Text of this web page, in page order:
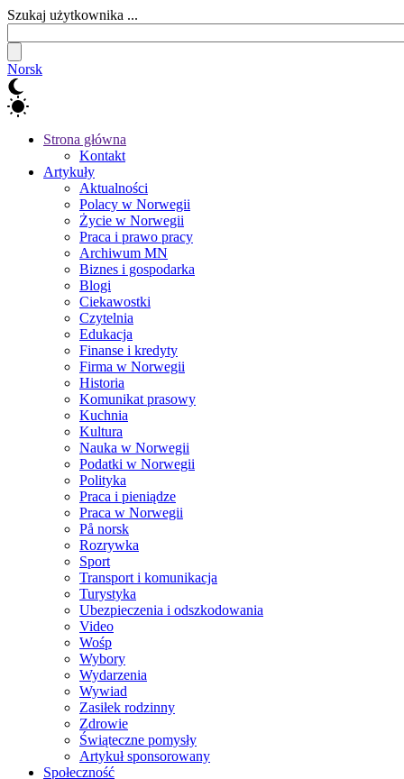
Szukaj użytkownika ...
Norsk
Strona główna
Kontakt
Artykuły
Aktualności
Polacy w Norwegii
Życie w Norwegii
Praca i prawo pracy
Archiwum MN
Biznes i gospodarka
Blogi
Ciekawostki
Czytelnia
Edukacja
Finanse i kredyty
Firma w Norwegii
Historia
Komunikat prasowy
Kuchnia
Kultura
Nauka w Norwegii
Podatki w Norwegii
Polityka
Praca i pieniądze
Praca w Norwegii
På norsk
Rozrywka
Sport
Transport i komunikacja
Turystyka
Ubezpieczenia i odszkodowania
Video
Wośp
Wybory
Wydarzenia
Wywiad
Zasiłek rodzinny
Zdrowie
Świąteczne pomysły
Artykuł sponsorowany
Społeczność